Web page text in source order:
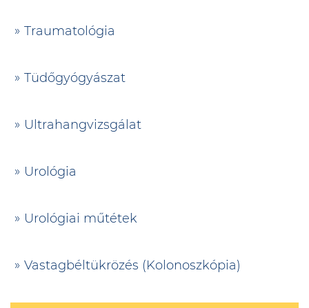
Traumatológia
Tüdőgyógyászat
Ultrahangvizsgálat
Urológia
Urológiai műtétek
Vastagbéltükrözés (Kolonoszkópia)